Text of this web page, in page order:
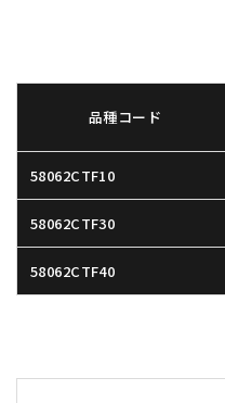
品種コード
58062CTF10
58062CTF30
58062CTF40